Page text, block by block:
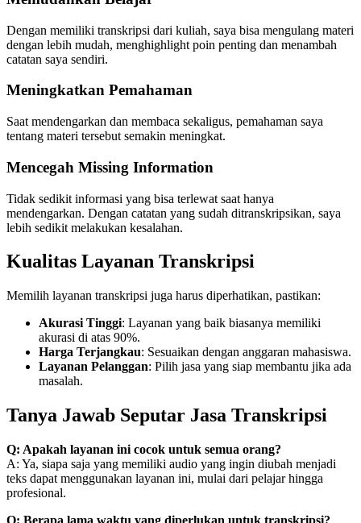
Dengan memiliki transkripsi dari kuliah, saya bisa mengulang materi
dengan lebih mudah, menghighlight poin penting dan menambah
catatan saya sendiri.
Meningkatkan Pemahaman
Saat mendengarkan dan membaca sekaligus, pemahaman saya
tentang materi tersebut semakin meningkat.
Mencegah Missing Information
Tidak sedikit informasi yang bisa terlewat saat hanya
mendengarkan. Dengan catatan yang sudah ditranskripsikan, saya
lebih sedikit melakukan kesalahan.
Kualitas Layanan Transkripsi
Memilih layanan transkripsi juga harus diperhatikan, pastikan:
Akurasi Tinggi: Layanan yang baik biasanya memiliki
akurasi di atas 90%.
Harga Terjangkau: Sesuaikan dengan anggaran mahasiswa.
Layanan Pelanggan: Pilih jasa yang siap membantu jika ada
masalah.
Tanya Jawab Seputar Jasa Transkripsi
Q: Apakah layanan ini cocok untuk semua orang?
A: Ya, siapa saja yang memiliki audio yang ingin diubah menjadi
teks dapat menggunakan layanan ini, mulai dari pelajar hingga
profesional.